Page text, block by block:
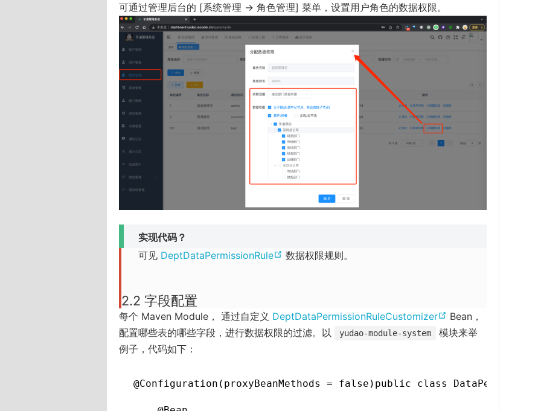
可通过管理后台的 [系统管理 -> 角色管理] 菜单，设置用户角色的数据权限。
实现代码？
可见 DeptDataPermissionRule
(
n
s
w
数据权限规则。
2.2 字段配置
每个 Maven Module， 通过自定义 DeptDataPermissionRuleCustomizer
(
o
n
Bean，
配置哪些表的哪些字段，进行数据权限的过滤。以
yudao-module-system
模块来举
例子，代码如下：
@Configuration(proxyBeanMethods = false)public class